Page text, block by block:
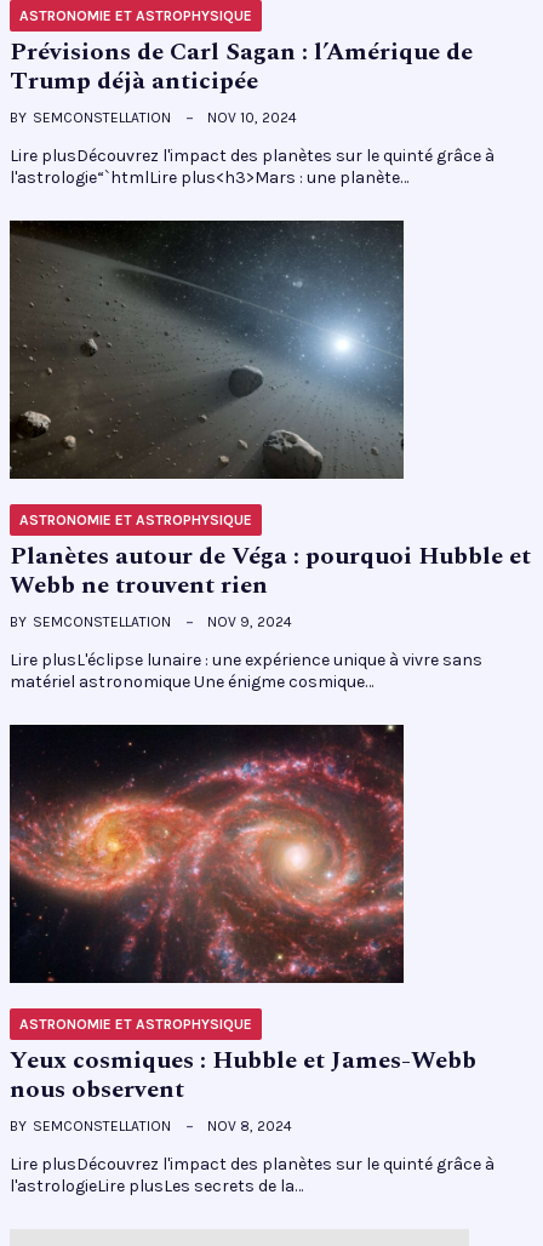
ASTRONOMIE ET ASTROPHYSIQUE
Prévisions de Carl Sagan : l’Amérique de
Trump déjà anticipée
BY SEMCONSTELLATION NOV 10, 2024
Lire plusDécouvrez l'impact des planètes sur le quinté grâce à
l'astrologie“`htmlLire plus<h3>Mars : une planète…
ASTRONOMIE ET ASTROPHYSIQUE
Planètes autour de Véga : pourquoi Hubble et
Webb ne trouvent rien
BY SEMCONSTELLATION NOV 9, 2024
Lire plusL'éclipse lunaire : une expérience unique à vivre sans
matériel astronomique Une énigme cosmique…
ASTRONOMIE ET ASTROPHYSIQUE
Yeux cosmiques : Hubble et James-Webb
nous observent
BY SEMCONSTELLATION NOV 8, 2024
Lire plusDécouvrez l'impact des planètes sur le quinté grâce à
l'astrologieLire plusLes secrets de la…